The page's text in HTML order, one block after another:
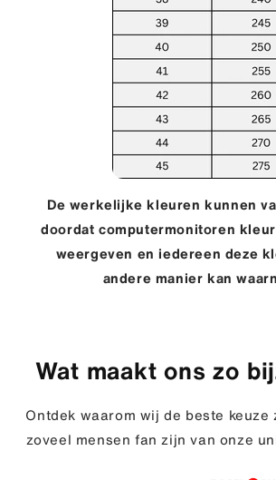
De werkelijke kleuren kunnen
doordat computermonitoren
weergeven en iedereen deze
andere manier kan
Wat maakt ons zo
Ontdek waarom wij de beste keuze
zoveel mensen fan zijn van onze